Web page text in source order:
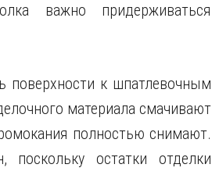
важно придерживаться
поверхности к шпатлевочным
материала смачивают
полностью снимают.
остатки отделки